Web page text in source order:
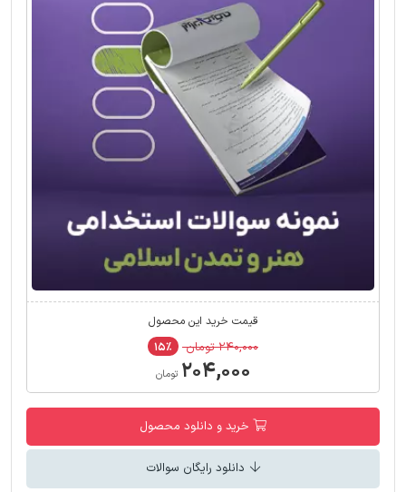
قیمت خرید این محصول
۲۴۰,۰۰۰ تومان ۱۵٪
۲۰۴,۰۰۰ تومان
خرید و دانلود محصول
دانلود رایگان سوالات